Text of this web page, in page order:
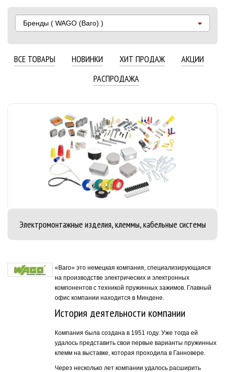
Бренды ( WAGO (Ваго) )
ВСЕ ТОВАРЫ НОВИНКИ ХИТ ПРОДАЖ
АКЦИИ
РАСПРОДАЖА
Электромонтажные изделия, клеммы, кабельные системы
«Ваго» это немецкая компания, специализирующаяся
на производстве электрических и электронных
компонентов с техникой пружинных зажимов. Главный
офис компании находится в Миндене.
История деятельности компании
Компания была создана в 1951 году. Уже тогда ей
удалось представить свои первые варианты пружинных
клемм на выставке, которая проходила в Ганновере.
Через несколько лет компании удалось расширить